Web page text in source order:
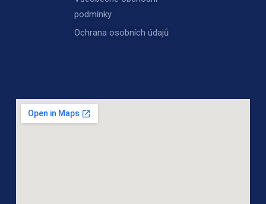
podmínky
Ochrana osobních údajů